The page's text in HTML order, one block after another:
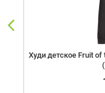
Худи детское Fruit of